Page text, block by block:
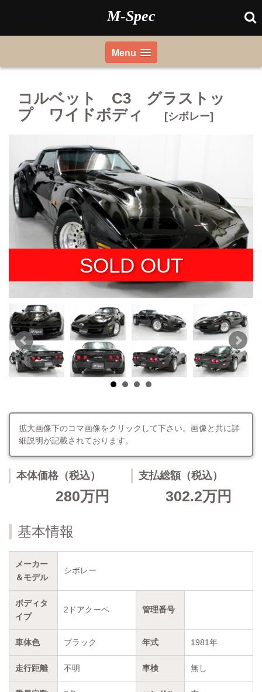
M-Spec
Menu
コルベット C3 グラストッ
プ ワイドボディ
[シボレー]
SOLD OUT
拡大画像下のコマ画像をクリックして下さい。画像と共に詳
細説明が記載されております。
本体価格（税込）
280万円
支払総額（税込）
302.2万円
基本情報
メーカー
＆モデル
シボレー
ボディタ
イプ
2ドアクーペ 管理番号
車体色 ブラック 年式 1981年
走行距離 不明 車検 無し